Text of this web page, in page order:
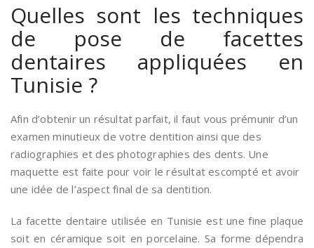
Quelles sont les techniques
de pose de facettes
dentaires appliquées en
Tunisie ?
Afin d’obtenir un résultat parfait, il faut vous prémunir d’un
examen minutieux de votre dentition ainsi que des
radiographies et des photographies des dents. Une
maquette est faite pour voir le résultat escompté et avoir
une idée de l’aspect final de sa dentition.
La facette dentaire utilisée en Tunisie est une fine plaque
soit en céramique soit en porcelaine. Sa forme dépendra